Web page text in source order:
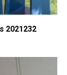
2021232